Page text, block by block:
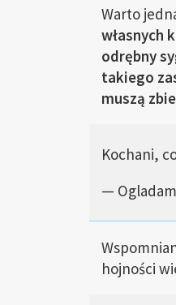
Warto
własnych
odrębny
takiego
muszą
Kochani,
—
hojności